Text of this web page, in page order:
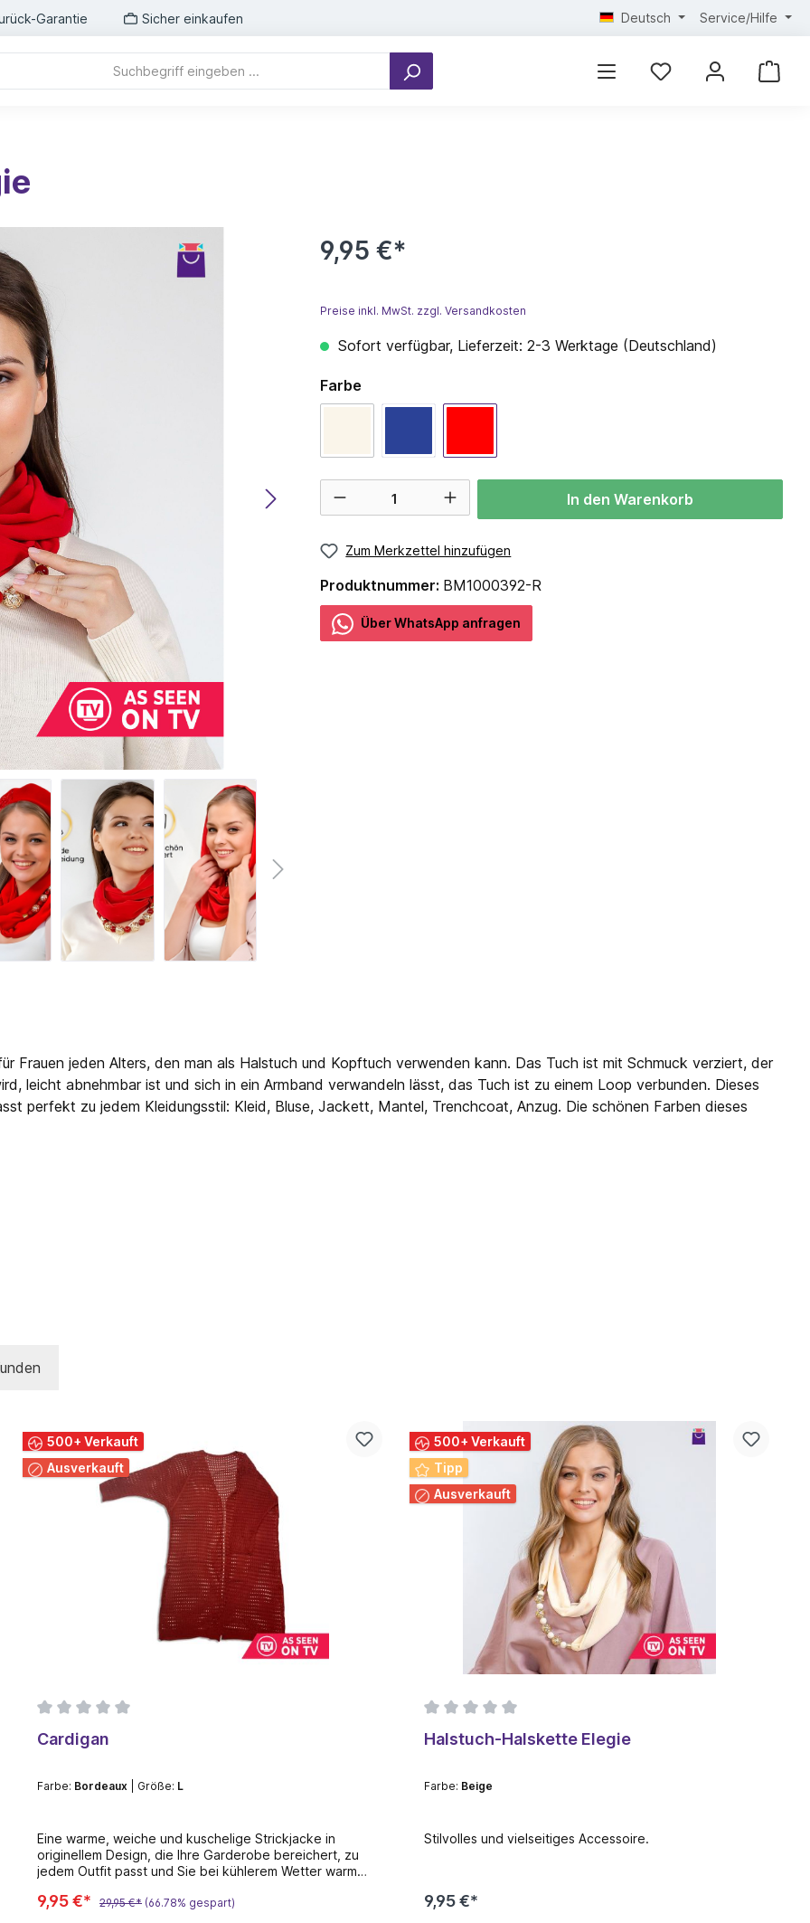
Garantie Sicher einkaufen Deutsch Service/Hilfe
9,95 €*
Preise inkl. MwSt. zzgl. Versandkosten
Sofort verfügbar, Lieferzeit: 2-3 Werktage (Deutschland)
Farbe
In den Warenkorb
Zum Merkzettel hinzufügen
Produktnummer: BM1000392-R
Über WhatѕApp anfragеn
Frauen jeden Alters, den man als Halstuch und Kopftuch verwenden kann. Das Tuch ist mit Schmuck verziert, der
leicht abnehmbar ist und sich in ein Armband verwandeln lässt, das Tuch ist zu einem Loop verbunden. Dieses
perfekt zu jedem Kleidungsstil: Kleid, Bluse, Jackett, Mantel, Trenchcoat, Anzug. Die schönen Farben dieses
500+ Verkauft
Ausverkauft
Cardigan
Farbe: Bordeaux | Größe: L
Eine warme, weiche und kuschelige Strickjacke in
originellem Design, die Ihre Garderobe bereichert, zu
jedem Outfit passt und Sie bei kühlerem Wetter warm
Universalgrößen • Optimale Länge • Vielseitige Farben
9,95 €* 29,95 €* (66.78% gespart)
500+ Verkauft
Tipp
Ausverkauft
Halstuch-Halskette Elegie
Farbe: Beige
Stilvolles und vielseitiges Accessoire.
9,95 €*